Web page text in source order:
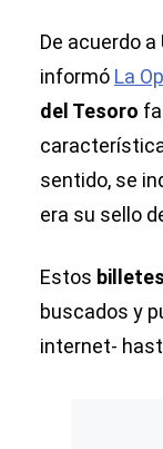
De acuerdo
informó La
del Tesoro
sentido, se
era su sello
Estos billetes
buscados y
internet-